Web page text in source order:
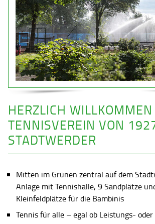
HERZLICH
TENNISVEREIN VON
STADTWERDER
Mitten im Grünen zentral auf dem
Anlage mit Tennishalle, 9 Sandplätze
Kleinfeldplätze für die Bambinis
Tennis für alle – egal ob Leistungs-